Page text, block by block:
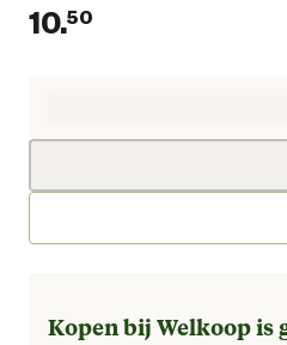
10.50
Kopen bij Welkoop is